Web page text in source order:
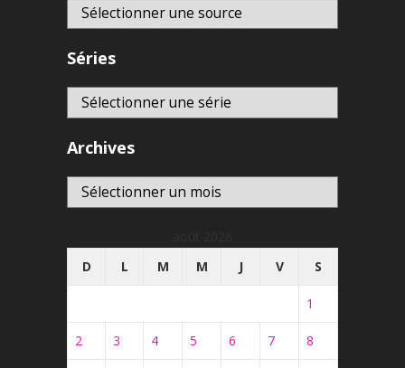
Séries
Archives
Archives
D
L M M J V S
1
2 3 4 5 6 7 8